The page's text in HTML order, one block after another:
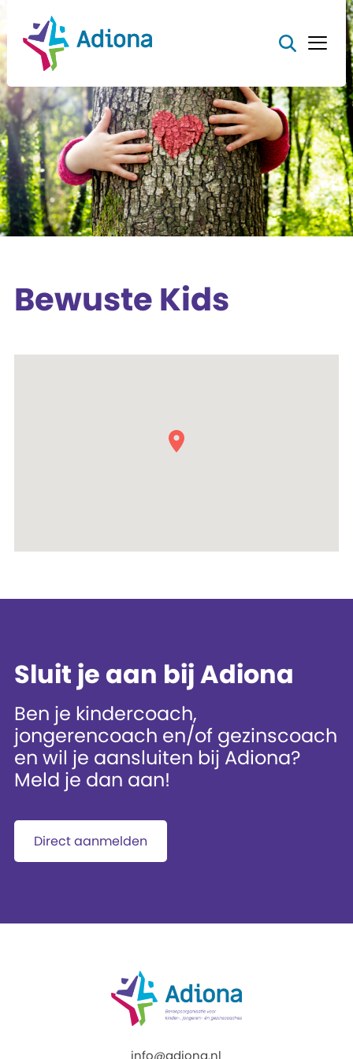
Bewuste Kids
Sluit je aan bij Adiona
Ben je kindercoach,
jongerencoach en/of gezinscoach
en wil je aansluiten bij Adiona?
Meld je dan aan!
Direct aanmelden
info@adiona.nl